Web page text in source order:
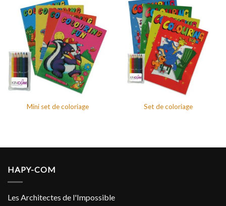
Mini set de coloriage Set de coloriage
HAPY-COM
Les Architectes de l'Impossible